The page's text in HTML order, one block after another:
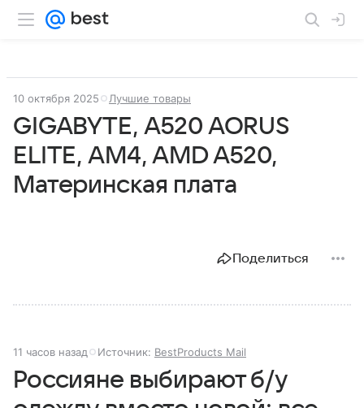
10 октября 2025 Лучшие товары
GIGABYTE, A520 AORUS
ELITE, AM4, AMD A520,
Материнская плата
Поделиться
11 часов назад Источник: BestProducts Mail
Россияне выбирают б/у